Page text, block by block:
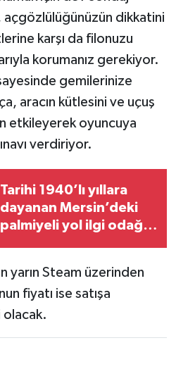
dikkatini
karşı da filonuzu
korumanız gerekiyor.
gemilerinize
aracın kütlesini ve uçuş
etkileyerek oyuncuya
verdiriyor.
Tarihi 1940’lı yıllara
dayanan Mersin’deki
palmiyeli yol ilgi odağı
yarın Steam üzerinden
fiyatı ise satışa
olacak.